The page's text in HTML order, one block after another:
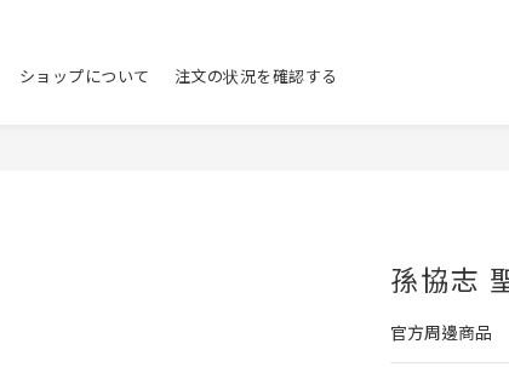
ショップについて 注文の状況を確認する
孫協志
官方周邊商品